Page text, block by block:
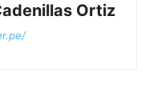
Ortiz